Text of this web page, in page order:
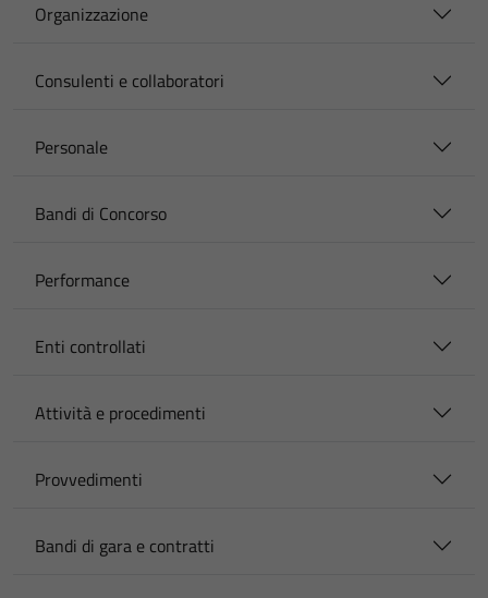
Organizzazione
Consulenti e collaboratori
Personale
Bandi di Concorso
Performance
Enti controllati
Attività e procedimenti
Provvedimenti
Bandi di gara e contratti